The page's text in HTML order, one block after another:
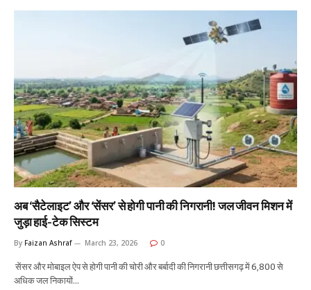
अब ‘सैटेलाइट’ और ‘सेंसर’ से होगी पानी की निगरानी! जल जीवन मिशन में
जुड़ा हाई-टेक सिस्टम
By Faizan Ashraf March 23, 2026 0
सेंसर और मोबाइल ऐप से होगी पानी की चोरी और बर्बादी की निगरानी छत्तीसगढ़ में 6,800 से
अधिक जल निकायों…